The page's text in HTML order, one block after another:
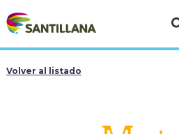
Volver al listado